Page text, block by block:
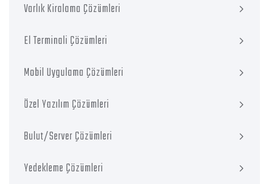
Varlık Kiralama Çözümleri
El Terminali Çözümleri
Mobil Uygulama Çözümleri
Özel Yazılım Çözümleri
Bulut/Server Çözümleri
Yedekleme Çözümleri